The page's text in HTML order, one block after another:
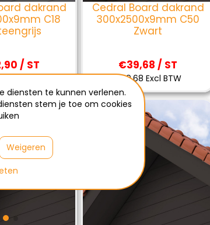
dakrand
C18
/ ST
Excl BTW
Cedral Board dakrand
300x2500x9mm C50
Zwart
€39,68 / ST
€39,68 Excl BTW
diensten te kunnen verlenen.
stem je toe om cookies
Weigeren